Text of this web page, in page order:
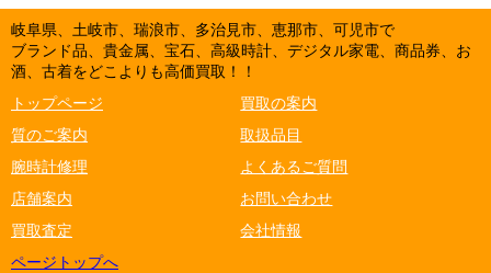
岐阜県、土岐市、瑞浪市、多治見市、恵那市、可児市で
ブランド品、貴金属、宝石、高級時計、デジタル家電、商品券、お
酒、古着をどこよりも高価買取！！
トップページ
買取の案内
質のご案内
取扱品目
腕時計修理
よくあるご質問
店舗案内
お問い合わせ
買取査定
会社情報
ページトップへ